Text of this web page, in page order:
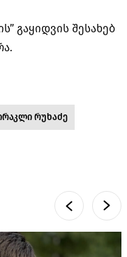
გაყიდვის შესახებ
რუხაძე